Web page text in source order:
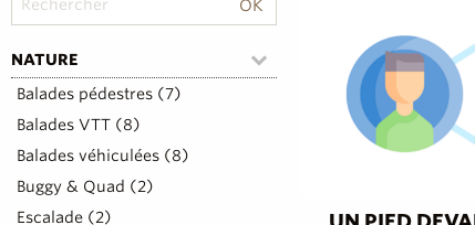
NATURE
Balades pédestres (7)
Balades VTT (8)
Balades véhiculées (8)
Buggy & Quad (2)
Escalade (2)